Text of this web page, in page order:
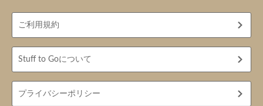
ご利用規約
Stuff to Goについて
プライバシーポリシー